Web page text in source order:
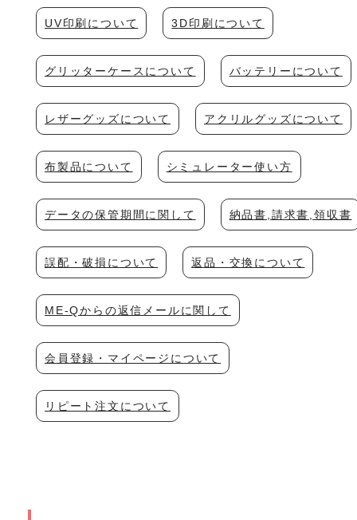
UV印刷について 3D印刷について
グリッターケースについて バッテリーについて
レザーグッズについて アクリルグッズについて
布製品について シミュレーター使い方
データの保管期間に関して 納品書,請求書,領収書
誤配・破損について 返品・交換について
ME-Qからの返信メールに関して
会員登録・マイページについて
リピート注文について